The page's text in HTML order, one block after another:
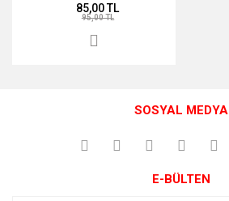
85,00 TL
95,00 TL
SOSYAL MEDYA
E-BÜLTEN